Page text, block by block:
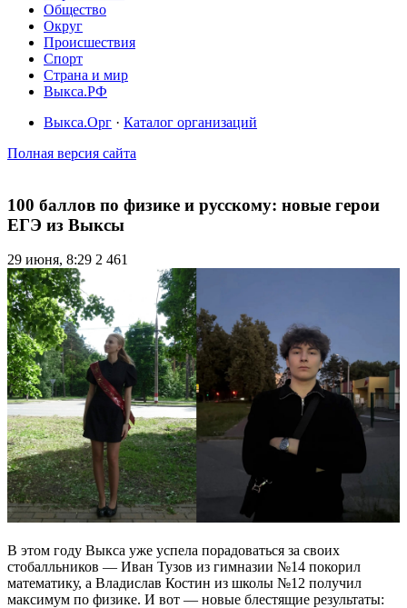
Общество
Округ
Происшествия
Спорт
Страна и мир
Выкса.РФ
Выкса.Орг · Каталог организаций
Полная версия сайта
100 баллов по физике и русскому: новые герои
ЕГЭ из Выксы
29 июня, 8:29 2 461
В этом году Выкса уже успела порадоваться за своих
стобалльников — Иван Тузов из гимназии №14 покорил
математику, а Владислав Костин из школы №12 получил
максимум по физике. И вот — новые блестящие результаты: